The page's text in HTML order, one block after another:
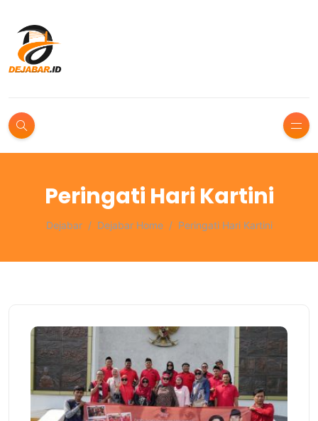
Peringati Hari Kartini
Dejabar Dejabar Home Peringati Hari Kartini